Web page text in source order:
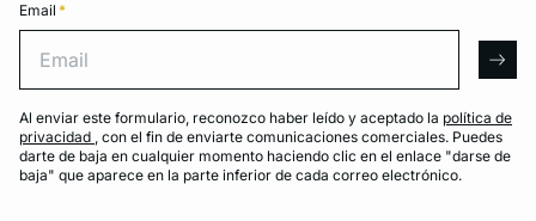
Email *
Al enviar este formulario, reconozco haber leído y aceptado la política de
privacidad , con el fin de enviarte comunicaciones comerciales. Puedes
darte de baja en cualquier momento haciendo clic en el enlace "darse de
baja" que aparece en la parte inferior de cada correo electrónico.